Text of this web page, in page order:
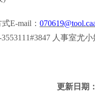
E-mail：
人事室尤小
更新日期